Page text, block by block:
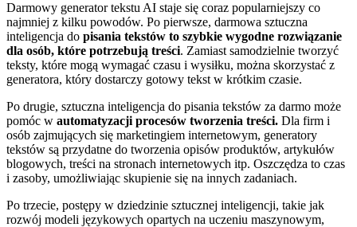
Darmowy generator tekstu AI staje się coraz popularniejszy co
najmniej z kilku powodów. Po pierwsze, darmowa sztuczna
inteligencja do pisania tekstów to szybkie wygodne rozwiązanie
dla osób, które potrzebują treści. Zamiast samodzielnie tworzyć
teksty, które mogą wymagać czasu i wysiłku, można skorzystać z
generatora, który dostarczy gotowy tekst w krótkim czasie.
Po drugie, sztuczna inteligencja do pisania tekstów za darmo może
pomóc w automatyzacji procesów tworzenia treści. Dla firm i
osób zajmujących się marketingiem internetowym, generatory
tekstów są przydatne do tworzenia opisów produktów, artykułów
blogowych, treści na stronach internetowych itp. Oszczędza to czas
i zasoby, umożliwiając skupienie się na innych zadaniach.
Po trzecie, postępy w dziedzinie sztucznej inteligencji, takie jak
rozwój modeli językowych opartych na uczeniu maszynowym,